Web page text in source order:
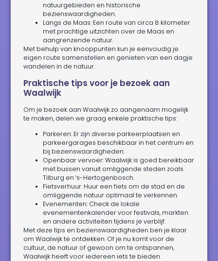
natuurgebieden en historische
bezienswaardigheden.
Langs de Maas: Een route van circa 8 kilometer
met prachtige uitzichten over de Maas en
aangrenzende natuur.
Met behulp van knooppunten kun je eenvoudig je
eigen route samenstellen en genieten van een dagje
wandelen in de natuur.
Praktische tips voor je bezoek aan
Waalwijk
Om je bezoek aan Waalwijk zo aangenaam mogelijk
te maken, delen we graag enkele praktische tips:
Parkeren: Er zijn diverse parkeerplaatsen en
parkeergarages beschikbaar in het centrum en
bij bezienswaardigheden.
Openbaar vervoer: Waalwijk is goed bereikbaar
met bussen vanuit omliggende steden zoals
Tilburg en ‘s-Hertogenbosch.
Fietsverhuur: Huur een fiets om de stad en de
omliggende natuur optimaal te verkennen.
Evenementen: Check de lokale
evenementenkalender voor festivals, markten
en andere activiteiten tijdens je verblijf.
Met deze tips en bezienswaardigheden ben je klaar
om Waalwijk te ontdekken. Of je nu komt voor de
cultuur, de natuur of gewoon om te ontspannen,
Waalwijk heeft voor iedereen iets te bieden.